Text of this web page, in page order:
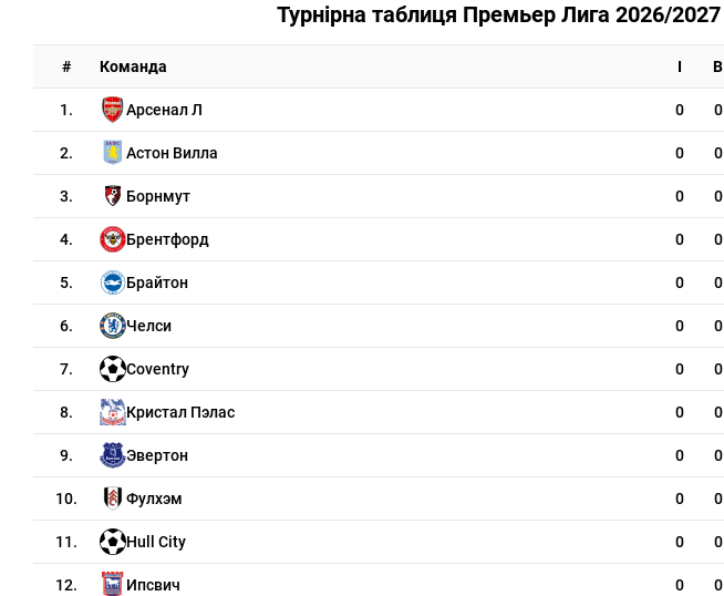
Турнірна таблиця Премьер Лига 2026/2027
# Команда І В
1. Арсенал Л 0 0
2. Астон Вилла 0 0
3. Борнмут 0 0
4. Брентфорд 0 0
5. Брайтон 0 0
6. Челси 0 0
7. Coventry 0 0
8. Кристал Пэлас 0 0
9. Эвертон 0 0
10. Фулхэм 0 0
11. Hull City 0 0
12. Ипсвич 0 0